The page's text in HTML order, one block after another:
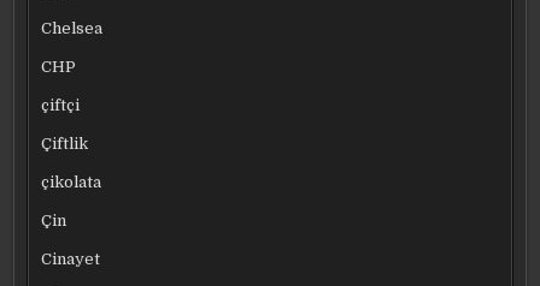
Chelsea
CHP
çiftçi
Çiftlik
çikolata
Çin
Cinayet